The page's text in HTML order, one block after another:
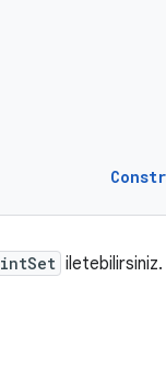
iletebilirsiniz.